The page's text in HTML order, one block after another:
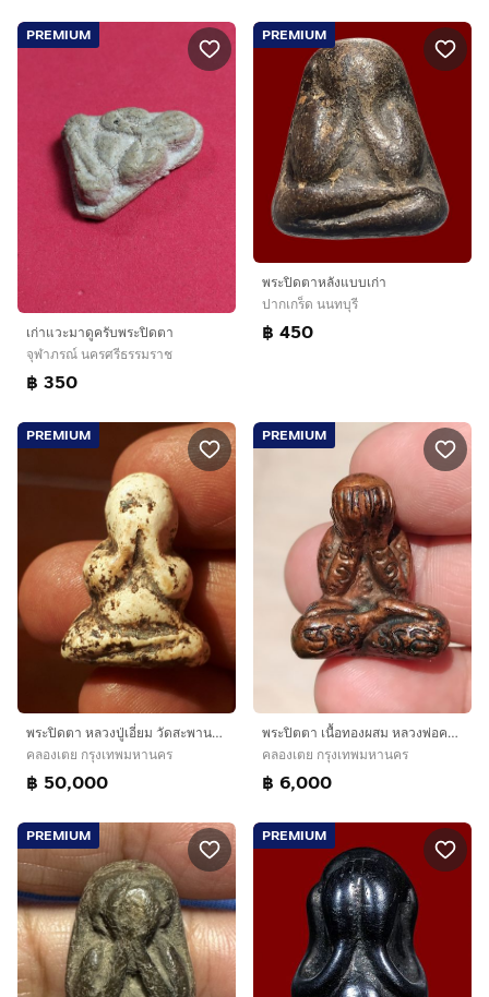
PREMIUM
เก่าแวะมาดูครับพระปิดตา
จุฬาภรณ์ นครศรีธรรมราช
฿ 350
PREMIUM
พระปิดตาหลังแบบเก่า
ปากเกร็ด นนทบุรี
฿ 450
PREMIUM
พระปิดตา หลวงปู่เอี่ยม วัดสะพานสูง เนื้อผงจุ่มรัก พิมพ์ชลูด เนื้อมัน สวย สมบูรณ์ เก่า แท้ หายาก
คลองเตย กรุงเทพมหานคร
฿ 50,000
PREMIUM
พระปิตตา เนื้อทองผสม หลวงพ่อครน วัดบางแซะ ผิวสองสี สวยมาก เก่า แท้ แปลก หายาก พระปิดตาใหญ่ประมาณ โคนนิ้วชี้ เป็นเนื้อทองผสม ทองคำ เงิน นาก แ
คลองเตย กรุงเทพมหานคร
฿ 6,000
PREMIUM PREMIUM